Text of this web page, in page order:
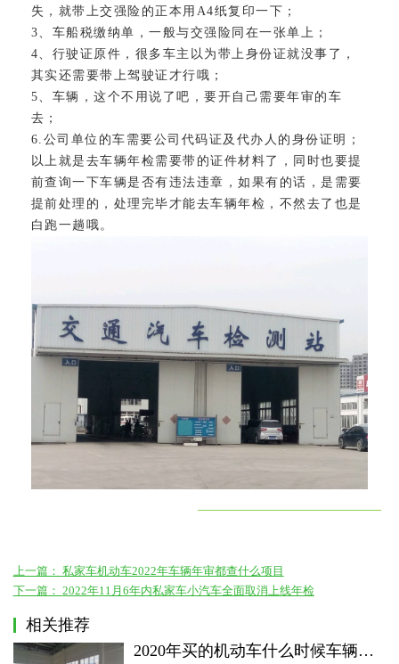
失，就带上交强险的正本用A4纸复印一下；
3、车船税缴纳单，一般与交强险同在一张单上；
4、行驶证原件，很多车主以为带上身份证就没事了，
其实还需要带上驾驶证才行哦；
5、车辆，这个不用说了吧，要开自己需要年审的车
去；
6.公司单位的车需要公司代码证及代办人的身份证明；
以上就是去车辆年检需要带的证件材料了，同时也要提
前查询一下车辆是否有违法违章，如果有的话，是需要
提前处理的，处理完毕才能去车辆年检，不然去了也是
白跑一趟哦。
上一篇： 私家车机动车2022年车辆年审都查什么项目
下一篇： 2022年11月6年内私家车小汽车全面取消上线年检
相关推荐
2020年买的机动车什么时候车辆年检